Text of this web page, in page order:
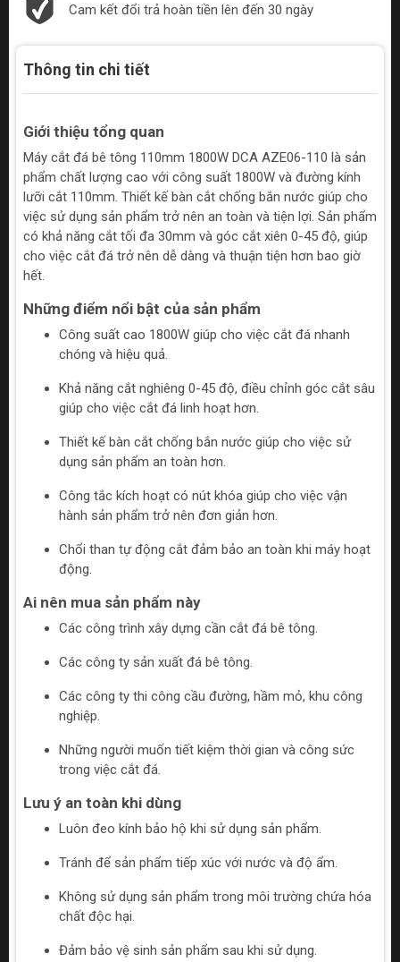
Cam kết đổi trả hoàn tiền lên đến 30 ngày
Thông tin chi tiết
Giới thiệu tổng quan
Máy cắt đá bê tông 110mm 1800W DCA AZE06-110 là sản
phẩm chất lượng cao với công suất 1800W và đường kính
lưỡi cắt 110mm. Thiết kế bàn cắt chống bắn nước giúp cho
việc sử dụng sản phẩm trở nên an toàn và tiện lợi. Sản phẩm
có khả năng cắt tối đa 30mm và góc cắt xiên 0-45 độ, giúp
cho việc cắt đá trở nên dễ dàng và thuận tiện hơn bao giờ
hết.
Những điểm nổi bật của sản phẩm
Công suất cao 1800W giúp cho việc cắt đá nhanh
chóng và hiệu quả.
Khả năng cắt nghiêng 0-45 độ, điều chỉnh góc cắt sâu
giúp cho việc cắt đá linh hoạt hơn.
Thiết kế bàn cắt chống bắn nước giúp cho việc sử
dụng sản phẩm an toàn hơn.
Công tắc kích hoạt có nút khóa giúp cho việc vận
hành sản phẩm trở nên đơn giản hơn.
Chổi than tự động cắt đảm bảo an toàn khi máy hoạt
động.
Ai nên mua sản phẩm này
Các công trình xây dựng cần cắt đá bê tông.
Các công ty sản xuất đá bê tông.
Các công ty thi công cầu đường, hầm mỏ, khu công
nghiệp.
Những người muốn tiết kiệm thời gian và công sức
trong việc cắt đá.
Lưu ý an toàn khi dùng
Luôn đeo kính bảo hộ khi sử dụng sản phẩm.
Tránh để sản phẩm tiếp xúc với nước và độ ẩm.
Không sử dụng sản phẩm trong môi trường chứa hóa
chất độc hại.
Đảm bảo vệ sinh sản phẩm sau khi sử dụng.